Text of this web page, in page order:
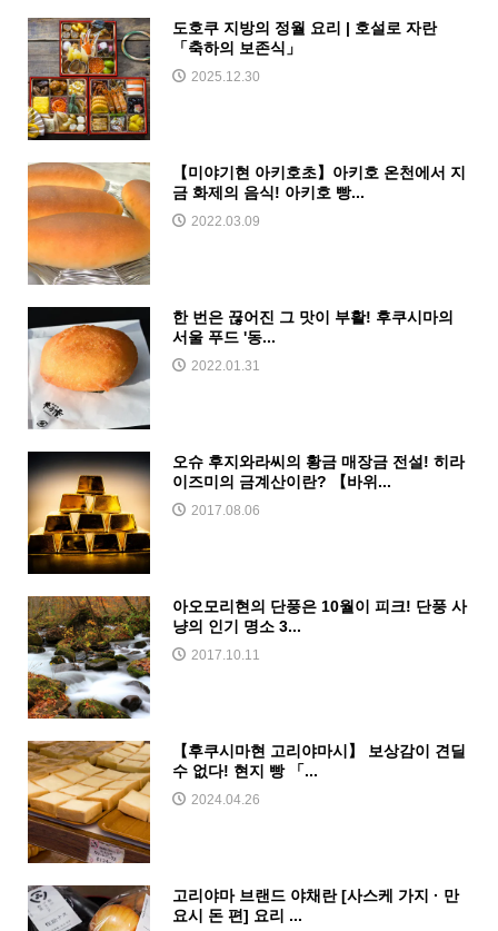
도호쿠 지방의 정월 요리 | 호설로 자란
「축하의 보존식」
2025.12.30
【미야기현 아키호초】아키호 온천에서 지
금 화제의 음식! 아키호 빵...
2022.03.09
한 번은 끊어진 그 맛이 부활! 후쿠시마의
서울 푸드 '동...
2022.01.31
오슈 후지와라씨의 황금 매장금 전설! 히라
이즈미의 금계산이란? 【바위...
2017.08.06
아오모리현의 단풍은 10월이 피크! 단풍 사
냥의 인기 명소 3...
2017.10.11
【후쿠시마현 고리야마시】 보상감이 견딜
수 없다! 현지 빵 「...
2024.04.26
고리야마 브랜드 야채란 [사스케 가지 · 만
요시 돈 편] 요리 ...